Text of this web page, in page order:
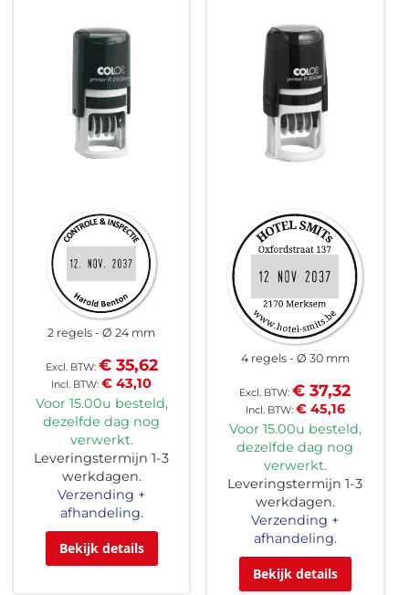
2 regels Ø 24 mm
€ 43,10
€ 35,62
Voor 15.00u besteld,
dezelfde dag nog
verwerkt.
Leveringstermijn 1-3
werkdagen.
Verzending +
afhandeling.
Bekijk details
4 regels Ø 30 mm
€ 45,16
€ 37,32
Voor 15.00u besteld,
dezelfde dag nog
verwerkt.
Leveringstermijn 1-3
werkdagen.
Verzending +
afhandeling.
Bekijk details